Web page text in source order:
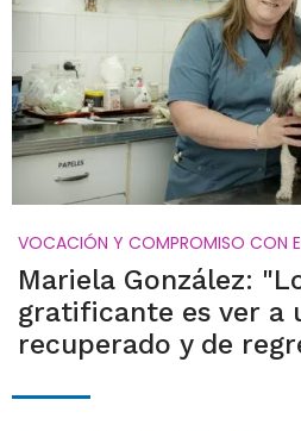
VOCACIÓN Y COMPROMISO CON
Mariela González:
gratificante es ver a
recuperado y de